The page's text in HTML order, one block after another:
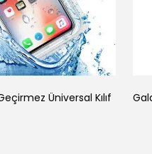
Üniversal Kılıf